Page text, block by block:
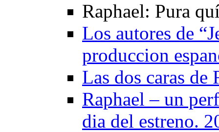
Raphael: Pura
Los autores de
produccion
Las dos caras de
Raphael – un
dia del estreno.